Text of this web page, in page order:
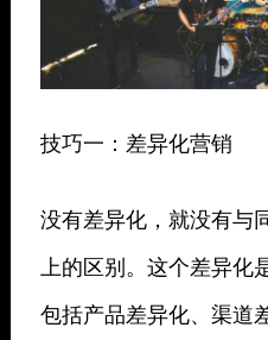
技巧一：差异化营销
没有差异化，就没有与
上的区别。这个差异
包括产品差异化、渠道